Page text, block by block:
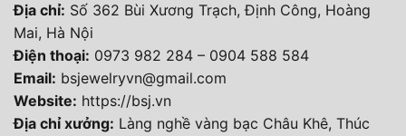
Địa chỉ: Số 362 Bùi Xương Trạch, Định Công, Hoàng
Mai, Hà Nội
Điện thoại: 0973 982 284 – 0904 588 584
Email: bsjewelryvn@gmail.com
Website: https://bsj.vn
Địa chỉ xưởng: Làng nghề vàng bạc Châu Khê, Thúc